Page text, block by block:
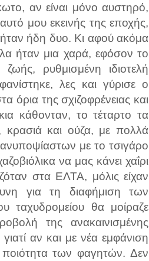
αν είναι μόνο αυστηρό,
μου εκεινής της εποχής,
ήδη δυο. Κι αφού ακόμα
ήταν μια χαρά, εφόσον το
ρυθμισμένη ιδιοτελή
λες και γύρισε ο
όρια της σχιζοφρένειας και
κάθονταν, το τέταρτο τα
κρασιά και ούζα, με πολλά
με το τσιγάρο
να μας κάνει χαΐρι
στα ΕΛΤΑ, μόλις είχαν
για τη διαφήμιση των
ταχυδρομείου θα μοίραζε
της ανακαινισμένης
αν και με νέα εμφάνιση
ποιότητα των φαγητών. Δεν